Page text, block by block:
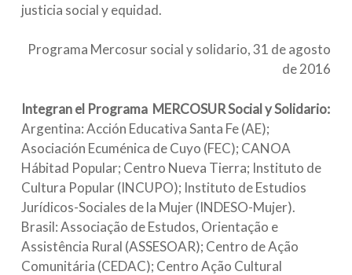
justicia social y equidad.
Programa Mercosur social y solidario, 31 de agosto
de 2016
Integran el Programa MERCOSUR Social y Solidario:
Argentina: Acción Educativa Santa Fe (AE);
Asociación Ecuménica de Cuyo (FEC); CANOA
Hábitad Popular; Centro Nueva Tierra; Instituto de
Cultura Popular (INCUPO); Instituto de Estudios
Jurídicos-Sociales de la Mujer (INDESO-Mujer).
Brasil: Associação de Estudos, Orientação e
Assistência Rural (ASSESOAR); Centro de Ação
Comunitária (CEDAC); Centro Ação Cultural